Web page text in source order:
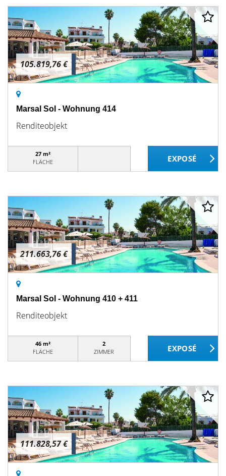
105.819,76 €
Marsal Sol - Wohnung 414
Renditeobjekt
27 m²
FLÄCHE
211.663,76 €
Marsal Sol - Wohnung 410 + 411
Renditeobjekt
46 m²
FLÄCHE
2
ZIMMER
111.828,57 €